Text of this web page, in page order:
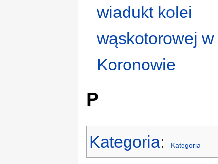
wiadukt kolei
wąskotorowej w
Koronowie
P
Kategoria: Kategoria